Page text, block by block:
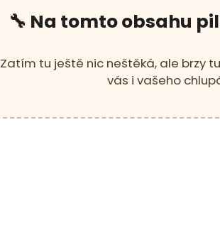
🔧 Na tomto obsahu
Zatím tu ještě nic neštěká, ale brzy
vás i vašeho